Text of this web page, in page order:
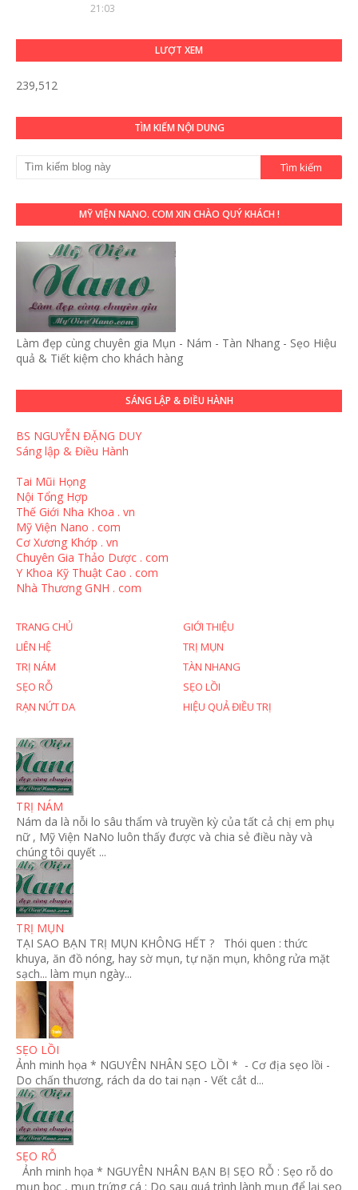
21:03
LƯỢT XEM
239,512
TÌM KIẾM NỘI DUNG
MỸ VIỆN NANO. COM XIN CHÀO QUÝ KHÁCH !
Làm đẹp cùng chuyên gia Mụn - Nám - Tàn Nhang - Sẹo Hiệu
quả & Tiết kiệm cho khách hàng
SÁNG LẬP & ĐIỀU HÀNH
BS NGUYỄN ĐẶNG DUY
Sáng lập & Điều Hành
Tai Mũi Họng
Nội Tổng Hợp
Thế Giới Nha Khoa . vn
Mỹ Viện Nano . com
Cơ Xương Khớp . vn
Chuyên Gia Thảo Dược . com
Y Khoa Kỹ Thuật Cao . com
Nhà Thương GNH . com
TRANG CHỦ
GIỚI THIỆU
LIÊN HỆ
TRỊ MỤN
TRỊ NÁM
TÀN NHANG
SẸO RỖ
SẸO LỒI
RẠN NỨT DA
HIỆU QUẢ ĐIỀU TRỊ
TRỊ NÁM
Nám da là nỗi lo sâu thẩm và truyền kỳ của tất cả chị em phụ
nữ , Mỹ Viện NaNo luôn thấy được và chia sẻ điều này và
chúng tôi quyết ...
TRỊ MỤN
TẠI SAO BẠN TRỊ MỤN KHÔNG HẾT ? Thói quen : thức
khuya, ăn đồ nóng, hay sờ mụn, tự nặn mụn, không rửa mặt
sạch... làm mụn ngày...
SẸO LỒI
Ảnh minh họa * NGUYÊN NHÂN SẸO LỒI * - Cơ địa sẹo lồi -
Do chấn thương, rách da do tai nạn - Vết cắt d...
SẸO RỖ
Ảnh minh họa * NGUYÊN NHÂN BẠN BỊ SẸO RỖ : Sẹo rỗ do
mụn bọc , mụn trứng cá : Do sau quá trình lành mụn để lại sẹo